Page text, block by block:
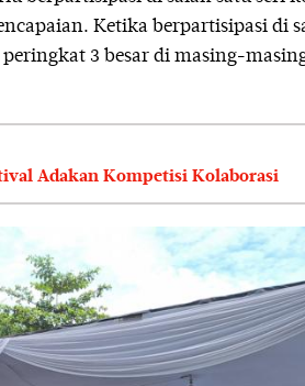
Ketika berpartisipasi di
3 besar di masing-
Adakan Kompetisi Kolaborasi